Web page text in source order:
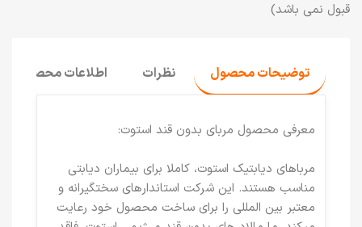
قبول نمی باشد)
توضیحات محصول نظرات اطلاعات محصول
معرفی محصول مربای بدون قند استوت:
مرباهای دیابتیک استوت، کاملا برای بیماران دیابتی
مناسب هستند. این شرکت استاندارهای سختگیرانه و
معتبر بین المللی را برای ساخت محصول خود رعایت